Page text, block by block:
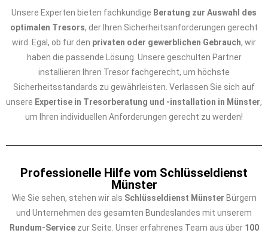
Unsere Experten bieten fachkundige Beratung zur Auswahl des
optimalen Tresors, der Ihren Sicherheitsanforderungen gerecht
wird. Egal, ob für den privaten oder gewerblichen Gebrauch, wir
haben die passende Lösung. Unsere geschulten Partner
installieren Ihren Tresor fachgerecht, um höchste
Sicherheitsstandards zu gewährleisten. Verlassen Sie sich auf
unsere Expertise in Tresorberatung und -installation in Münster,
um Ihren individuellen Anforderungen gerecht zu werden!
Professionelle Hilfe vom Schlüsseldienst
Münster
Wie Sie sehen, stehen wir als Schlüsseldienst Münster Bürgern
und Unternehmen des gesamten Bundeslandes mit unserem
Rundum-Servicezur Seite. Unser erfahrenes Team aus über 100